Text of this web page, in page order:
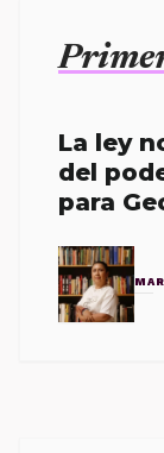
La ley
del
para